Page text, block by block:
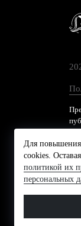
Для повышения
cookies.
политикой их
персональных